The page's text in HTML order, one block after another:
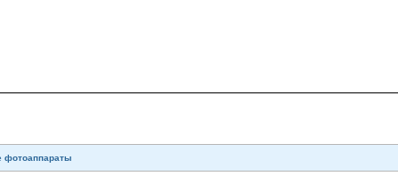
фотоаппараты